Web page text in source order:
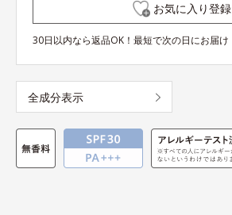
お気に入り登録
30日以内なら返品OK！最短で次の日にお届け
全成分表示